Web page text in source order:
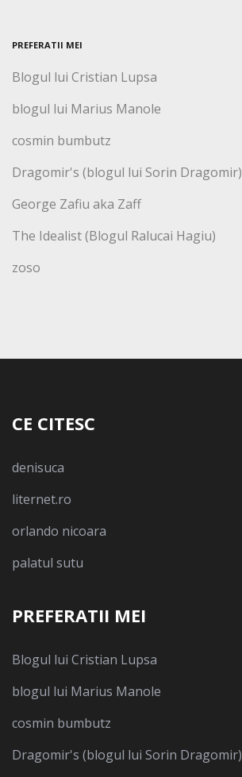
PREFERATII MEI
Blogul lui Cristian Lupsa
blogul lui Marius Manole
cosmin bumbutz
Dragomir's (blogul lui Sorin Dragomir)
George Zafiu aka Zaff
The Idealist (Blogul Ralucai Hagiu)
zoso
CE CITESC
denisuca
liternet.ro
orlando nicoara
palatul sutu
PREFERATII MEI
Blogul lui Cristian Lupsa
blogul lui Marius Manole
cosmin bumbutz
Dragomir's (blogul lui Sorin Dragomir)